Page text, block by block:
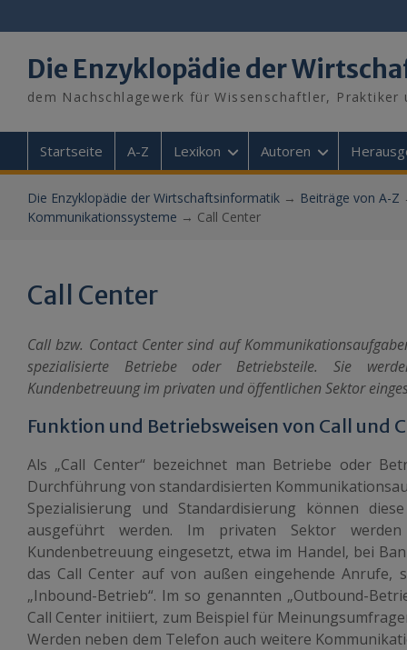
to
Die Enzyklopädie der
dem Nachschlagewerk für Wissenschaftler, Praktiker
Startseite A-Z Lexikon Autoren
Die Enzyklopädie der Wirtschaftsinformatik→ Beiträge von A-Z
Kommunikationssysteme → Call Center
Call Center
Call bzw. Contact Center sind auf
spezialisierte Betriebe oder Betriebsteile. Sie
Kundenbetreuung im privaten und öffentlichen Sektor
Funktion und Betriebsweisen von Call und
Als „Call Center“ bezeichnet man Betriebe oder
Durchführung von standardisierten
Spezialisierung und Standardisierung können
ausgeführt werden. Im privaten Sektor
Kundenbetreuung eingesetzt, etwa im Handel, bei
das Call Center auf von außen eingehende Anrufe,
„Inbound-Betrieb“. Im so genannten „Outbound-
Call Center initiiert, zum Beispiel für
Werden neben dem Telefon auch weitere